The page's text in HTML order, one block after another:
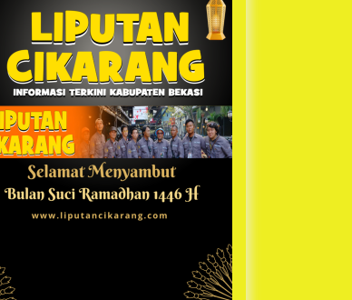
Jurpala Kosmi
Jelang Ramadhan, Kecamatan
Cikarang Pusat Gelar STQ ke-VII
1 tahun ago